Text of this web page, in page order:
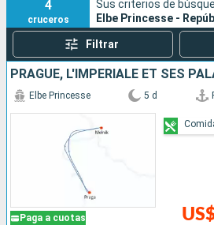
4
cruceros
Sus criterios de
Elbe Princesse -
Filtrar
Paga a cuotas
Elbe Princesse 5 d